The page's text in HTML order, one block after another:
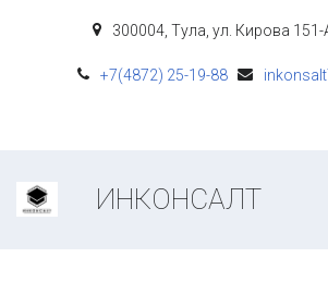
300004, Тула ул. Кирова 151-
+7(4872) 25-19-88
ИНКОНСАЛТ